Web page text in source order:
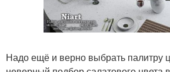
Надо ещё и верно выбрать палитру